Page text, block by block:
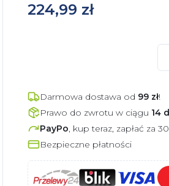
224,99 zł
Darmowa dostawa od 99 zł!
Prawo do zwrotu w ciągu 14
PayPo, kup teraz, zapłać za
Bezpieczne płatności